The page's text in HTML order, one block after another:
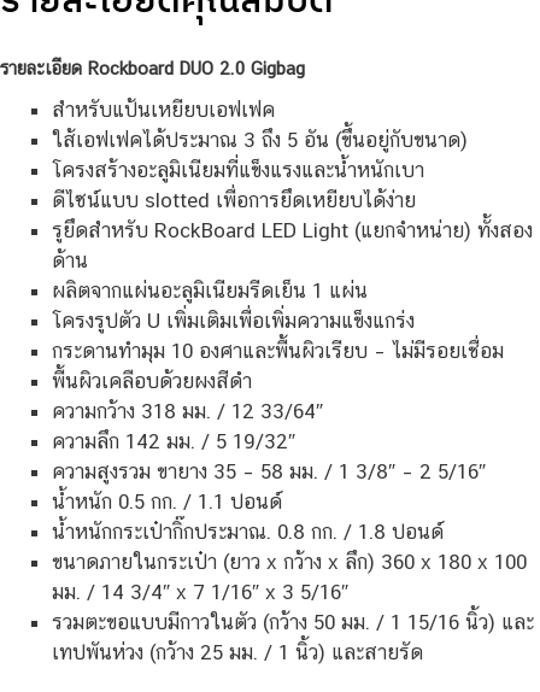
รายละเอียด Rockboard DUO 2.0 Gigbag
สำหรับแป้นเหยียบเอฟเฟค
ใส้เอฟเฟคได้ประมาณ 3 ถึง 5 อัน (ขึ้นอยู่กับขนาด)
โครงสร้างอะลูมิเนียมที่แข็งแรงและน้ำหนักเบา
ดีไซน์แบบ slotted เพื่อการยึดเหยียบได้ง่าย
รูยึดสำหรับ RockBoard LED Light (แยกจำหน่าย) ทั้งสอง
ด้าน
ผลิตจากแผ่นอะลูมิเนียมรีดเย็น 1 แผ่น
โครงรูปตัว U เพิ่มเติมเพื่อเพิ่มความแข็งแกร่ง
กระดานทำมุม 10 องศาและพื้นผิวเรียบ – ไม่มีรอยเชื่อม
พื้นผิวเคลือบด้วยผงสีดำ
ความกว้าง 318 มม. / 12 33/64″
ความลึก 142 มม. / 5 19/32″
ความสูงรวม ขายาง 35 – 58 มม. / 1 3/8″ – 2 5/16″
น้ำหนัก 0.5 กก. / 1.1 ปอนด์
น้ำหนักกระเป๋ากิ๊กประมาณ. 0.8 กก. / 1.8 ปอนด์
ขนาดภายในกระเป๋า (ยาว x กว้าง x ลึก) 360 x 180 x 100
มม. / 14 3/4″ x 7 1/16″ x 3 5/16″
รวมตะขอแบบมีกาวในตัว (กว้าง 50 มม. / 1 15/16 นิ้ว) และ
เทปพันห่วง (กว้าง 25 มม. / 1 นิ้ว) และสายรัด